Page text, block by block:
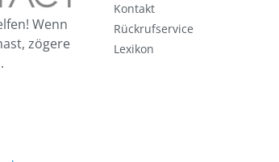
Wenn
zögere
Kontakt
Rückrufservice
Lexikon